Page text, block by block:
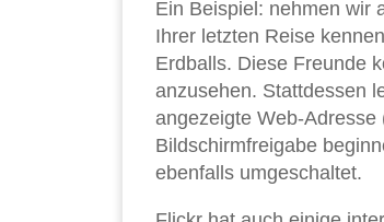
Ein Beispiel: nehmen wir
Ihrer letzten Reise
Erdballs. Diese Freunde
anzusehen. Stattdessen
angezeigte Web-
Bildschirmfreigabe
ebenfalls umgeschaltet.